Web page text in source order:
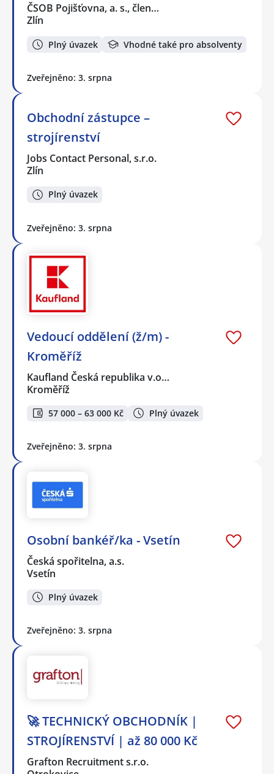
ČSOB Pojišťovna, a. s., člen…
Zlín
Plný úvazek Vhodné také pro absolventy
Zveřejněno: 3. srpna
Obchodní zástupce –
strojírenství
Jobs Contact Personal, s.r.o.
Zlín
Plný úvazek
Zveřejněno: 3. srpna
Vedoucí oddělení (ž/m) -
Kroměříž
Kaufland Česká republika v.o…
Kroměříž
57 000 – 63 000 Kč Plný úvazek
Zveřejněno: 3. srpna
Osobní bankéř/ka - Vsetín
Česká spořitelna, a.s.
Vsetín
Plný úvazek
Zveřejněno: 3. srpna
🚀 TECHNICKÝ OBCHODNÍK |
STROJÍRENSTVÍ | až 80 000 Kč
Grafton Recruitment s.r.o.